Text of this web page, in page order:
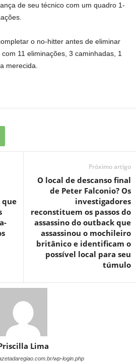
de seu técnico com um quadro 1-
o no-hitter antes de eliminar
11 eliminações, 3 caminhadas, 1
merecida.
que
Próximo artigo
O local de descanso final
de Peter Falconio? Os
investigadores
reconstituem os passos do
assassino do outback que
assassinou o mochileiro
britânico e identificam o
possível local para seu
túmulo
Lima
wp-login.php